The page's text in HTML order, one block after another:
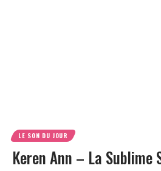
LE SON DU JOUR
Keren Ann – La Sublime